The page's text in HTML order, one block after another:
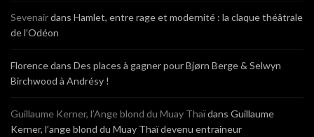
Sevenairdans Hamlet, entre rage et modernité : la claque théâtrale
de l’Odéon
Florencedans Des places à gagner pour Bjørn Berge & Selwyn
Birchwood à Andrésy !
Guillaume Kerner, l’Ange blond du Muay Thaïdans Guillaume
Kerner, l’ange blond du Muay Thaï devenu entraineur